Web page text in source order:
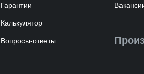
Гарантии
Калькулятор
Вопросы-ответы